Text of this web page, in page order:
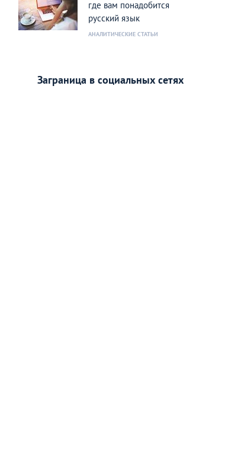
где вам понадобится
русский язык
АНАЛИТИЧЕСКИЕ СТАТЬИ
Заграница в социальных сетях